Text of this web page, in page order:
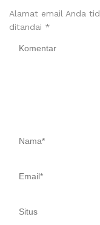
Alamat email Anda
ditandai *